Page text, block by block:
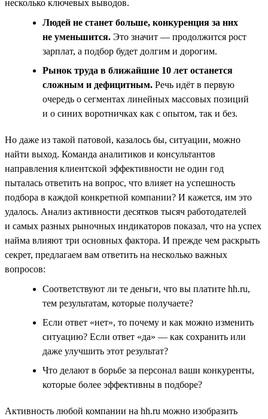
несколько ключевых выводов.
Людей не станет больше, конкуренция за них
не уменьшится. Это значит — продолжится рост
зарплат, а подбор будет долгим и дорогим.
Рынок труда в ближайшие 10 лет останется
сложным и дефицитным. Речь идёт в первую
очередь о сегментах линейных массовых позиций
и о синих воротничках как с опытом, так и без.
Но даже из такой патовой, казалось бы, ситуации, можно
найти выход. Команда аналитиков и консультантов
направления клиентской эффективности не один год
пыталась ответить на вопрос, что влияет на успешность
подбора в каждой конкретной компании? И кажется, им это
удалось. Анализ активности десятков тысяч работодателей
и самых разных рыночных индикаторов показал, что на успех
найма влияют три основных фактора. И прежде чем раскрыть
секрет, предлагаем вам ответить на несколько важных
вопросов:
Соответствуют ли те деньги, что вы платите hh.ru,
тем результатам, которые получаете?
Если ответ «нет», то почему и как можно изменить
ситуацию? Если ответ «да» — как сохранить или
даже улучшить этот результат?
Что делают в борьбе за персонал ваши конкуренты,
которые более эффективны в подборе?
Активность любой компании на hh.ru можно изобразить